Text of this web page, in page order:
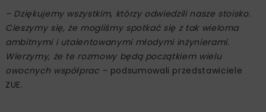
– Dziękujemy wszystkim, którzy odwiedzili nasze stoisko.
Cieszymy się, że mogliśmy spotkać się z tak wieloma
ambitnymi i utalentowanymi młodymi inżynierami.
Wierzymy, że te rozmowy będą początkiem wielu
owocnych współprac – podsumowali przedstawiciele
ZUE.